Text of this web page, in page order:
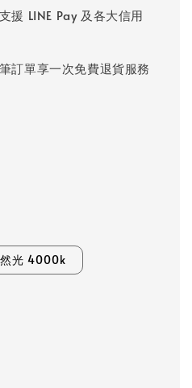
援 LINE Pay 及各大信用
訂單享一次免費退貨服務
光 4000k